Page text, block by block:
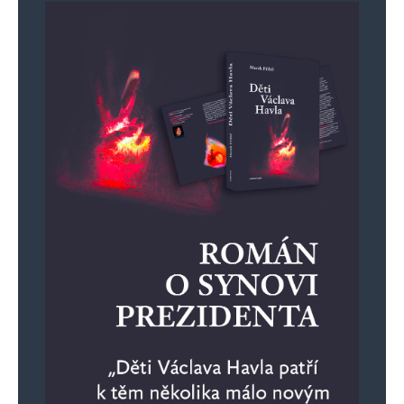
Sexuální orientace Součka, Pospíšila,
Moravce a dalších mi nevadí. Vadí mi, že
za naše peníze protěžují pětidemolici,
Brusel a Washington. Platíme si je z naší
televizní daně VŠICHNI, tak proč nám
důchodcům, kteří nemáme jiné zdroje
informací, stále cpou jen názory TOP09,
STAN/Dozimetr, Pirátů, ODS?
Rada ČT tu propagandu odsouhlasí za
našich 15 mega ročně.